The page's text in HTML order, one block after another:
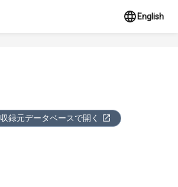
English
収録元データベースで開く